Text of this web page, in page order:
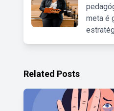
meta é
Related Posts